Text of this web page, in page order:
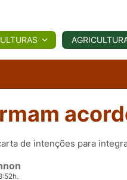
NOTÍCIAS
Eventos
e
Vídeos
de intenções para